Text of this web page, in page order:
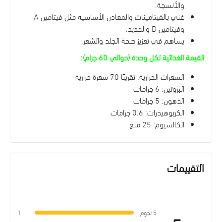
والأنسجة.
غني بالفيتامينات والمعادن الأساسية مثل فيتامين A
وفيتامين D والحديد.
يساهم في تعزيز صحة الجلد والشعر.
القيمة الغذائية لكل وحدة (حوالي 60 جرام)
:
السعرات الحرارية: تقريبًا 70 سعرة حرارية
البروتين: 6 جرامات
الدهون: 5 جرامات
الكربوهيدرات: 0.6 جرامات
الكالسيوم: 25 ملغ
التقييمات
5 نجوم
1